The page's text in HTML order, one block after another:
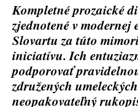
Kompletné prozaické
zjednotené v modernej
Slovartu za túto
iniciatívu. Ich
podporovať
združených
neopakovateľný